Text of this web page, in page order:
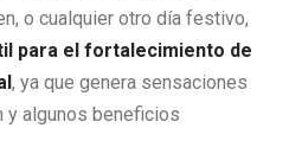
o cualquier otro día festivo,
para el fortalecimiento de
, ya que genera sensaciones
y algunos beneficios